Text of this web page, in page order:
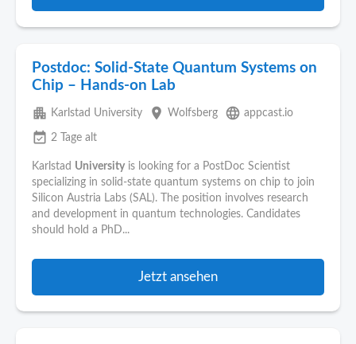
Postdoc: Solid-State Quantum Systems on
Chip – Hands-on Lab
apartment Karlstad University place Wolfsberg language appcast.io
event_available 2 Tage alt
Karlstad University is looking for a PostDoc Scientist
specializing in solid-state quantum systems on chip to join
Silicon Austria Labs (SAL). The position involves research
and development in quantum technologies. Candidates
should hold a PhD...
Jetzt ansehen